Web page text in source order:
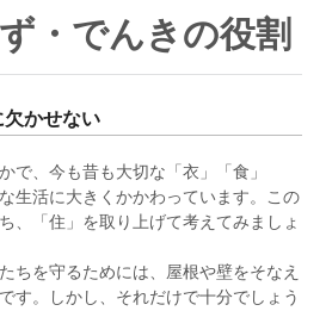
・でんきの役割
かせない
で、今も昔も大切な「衣」「食」
生活に大きくかかわっています。この
、「住」を取り上げて考えてみましょ
ちを守るためには、屋根や壁をそなえ
す。しかし、それだけで十分でしょう